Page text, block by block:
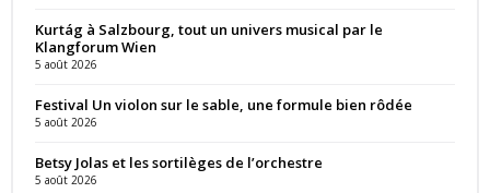
Kurtág à Salzbourg, tout un univers musical par le
Klangforum Wien
5 août 2026
Festival Un violon sur le sable, une formule bien rôdée
5 août 2026
Betsy Jolas et les sortilèges de l’orchestre
5 août 2026